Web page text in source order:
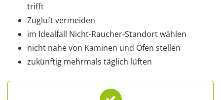
trifft
Zugluft vermeiden
im Idealfall Nicht-Raucher-Standort wählen
nicht nahe von Kaminen und Öfen stellen
zukünftig mehrmals täglich lüften